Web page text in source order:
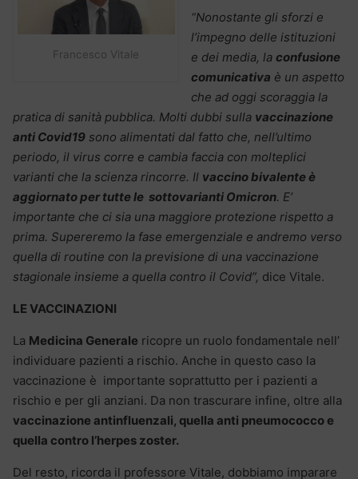
Francesco Vitale
“Nonostante gli sforzi e
l’impegno delle istituzioni
e dei media, la confusione
comunicativa è un aspetto
che ad oggi scoraggia la
pratica di sanità pubblica. Molti dubbi sulla vaccinazione
anti Covid19 sono alimentati dal fatto che, nell’ultimo
periodo, il virus corre e cambia faccia con molteplici
varianti che la scienza rincorre. Il vaccino bivalente è
aggiornato per tutte le sottovarianti Omicron. E’
importante che ci sia una maggiore protezione rispetto a
prima. Supereremo la fase emergenziale e andremo verso
quella di routine con la previsione di una vaccinazione
stagionale insieme a quella contro il Covid”, dice Vitale.
LE VACCINAZIONI
La Medicina Generale ricopre un ruolo fondamentale nell’
individuare pazienti a rischio. Anche in questo caso la
vaccinazione è importante soprattutto per i pazienti a
rischio e per gli anziani. Da non trascurare infine, oltre alla
vaccinazione antinfluenzali, quella anti pneumococco e
quella contro l’herpes zoster.
Del resto, ricorda il professore Vitale, dobbiamo imparare